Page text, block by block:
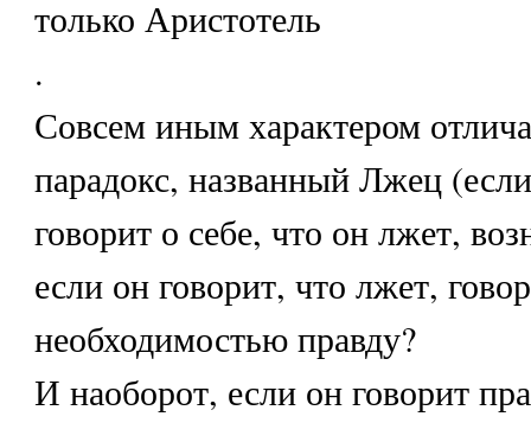
только Аристотель
.
Совсем иным характером
парадокс, названный Лжец
говорит о себе, что он лжет,
если он говорит, что лжет,
необходимостью правду?
И наоборот, если он говорит